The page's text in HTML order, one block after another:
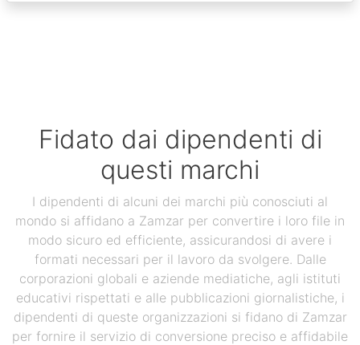
Fidato dai dipendenti di
questi marchi
I dipendenti di alcuni dei marchi più conosciuti al
mondo si affidano a Zamzar per convertire i loro file in
modo sicuro ed efficiente, assicurandosi di avere i
formati necessari per il lavoro da svolgere. Dalle
corporazioni globali e aziende mediatiche, agli istituti
educativi rispettati e alle pubblicazioni giornalistiche, i
dipendenti di queste organizzazioni si fidano di Zamzar
per fornire il servizio di conversione preciso e affidabile